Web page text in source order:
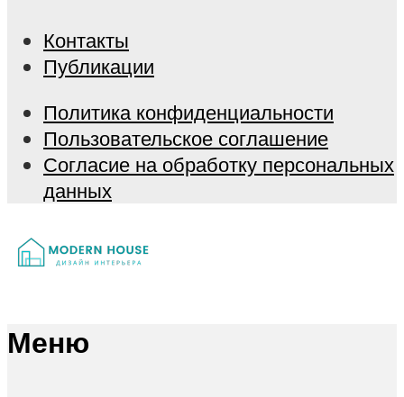
Контакты
Публикации
Политика конфиденциальности
Пользовательское соглашение
Согласие на обработку персональных
данных
Меню